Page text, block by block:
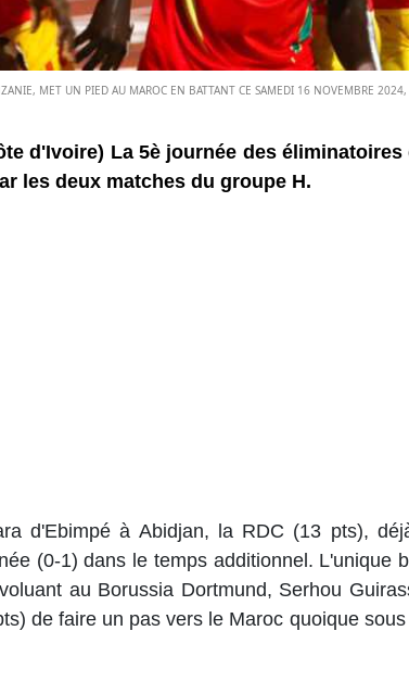
MET UN PIED AU MAROC EN BATTANT CE SAMEDI 16 NOVEMBRE 2024,
d'Ivoire) La 5è journée des éliminatoires
les deux matches du groupe H.
d'Ebimpé à Abidjan, la RDC (13 pts),
(0-1) dans le temps additionnel. L'unique
au Borussia Dortmund, Serhou
de faire un pas vers le Maroc quoique